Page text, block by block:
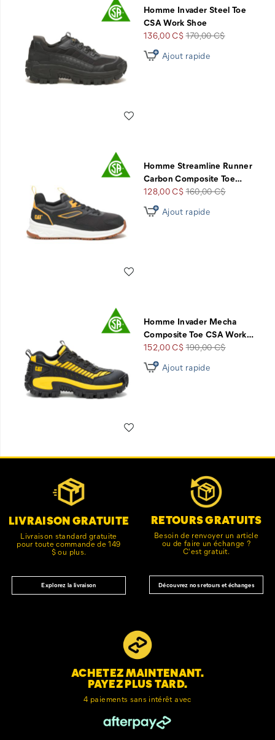
Homme Invader Steel Toe
CSA Work Shoe
Prix
soldé
136,00 C$Prix
départ
170,00 C$
Ajout rapide
Homme Streamline Runner
Carbon Composite Toe…
Prix
soldé
128,00 C$Prix
départ
160,00 C$
Ajout rapide
Homme Invader Mecha
Composite Toe CSA Work…
Prix
soldé
152,00 C$Prix
départ
190,00 C$
Ajout rapide
Liens
pageLIVRAISON GRATUITE
Livraison standard gratuite
pour toute commande de 149
$ ou plus.
Explorez la livraison
RETOURS GRATUITS
Besoin de renvoyer un article
ou de faire un échange ?
C'est gratuit.
Découvrez nos retours et échanges
ACHETEZ MAINTENANT.
PAYEZ PLUS TARD.
4 paiements sans intérêt avec